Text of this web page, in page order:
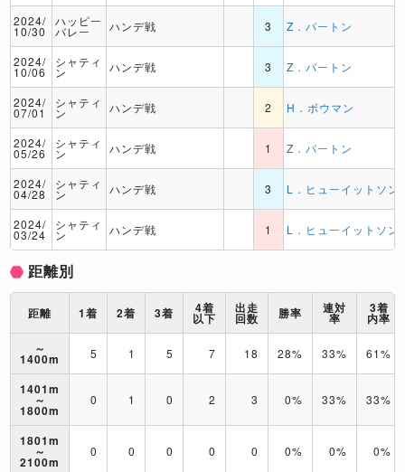
2024/
10/30
ハッピー
バレー ハンデ戦 3 Z．パートン
2024/
10/06
シャティ
ン ハンデ戦 3 Z．パートン
2024/
07/01
シャティ
ン ハンデ戦 2 H．ボウマン
2024/
05/26
シャティ
ン ハンデ戦 1 Z．パートン
2024/
04/28
シャティ
ン ハンデ戦 3 L．ヒューイットソン
2024/
03/24
シャティ
ン ハンデ戦 1 L．ヒューイットソン
距離別
距離 1着 2着 3着 4着
以下
出走
回数 勝率 連対
率
3着
内率
～
1400m 5 1 5 7 18 28% 33% 61%
1401m
～
1800m
0 1 0 2 3 0% 33% 33%
1801m
～
2100m
0 0 0 0 0 0% 0% 0%